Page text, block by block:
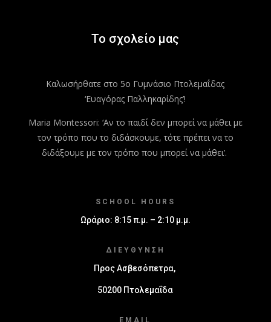
Το σχολείο μας
Καλωσήρθατε στο 5ο Γυμνάσιο Πτολεμαΐδας
‘Ευαγόρας Παλληκαρίδης’!
Maria Montessori: ‘Αν το παιδί δεν μπορεί να μάθει με
τον τρόπο που το διδάσκουμε, τότε πρέπει να το
διδάξουμε με τον τρόπο που μπορεί να μάθει’.
SCHOOL HOURS
Ωράριο: 8:15 π.μ. – 2:10 μ.μ.
ΔΙΕΎΘΥΝΣΗ
Προς Ασβεσόπετρα,
50200 Πτολεμαΐδα
EMAIL